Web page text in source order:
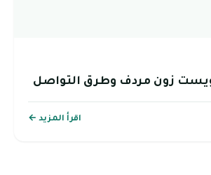
ويست زون مردف وطرق التواصل
اقرأ المزيد ←